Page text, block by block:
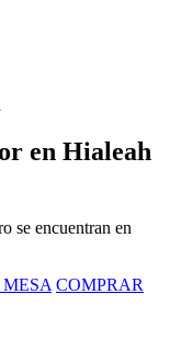
en Hialeah
se encuentran en
COMPRAR